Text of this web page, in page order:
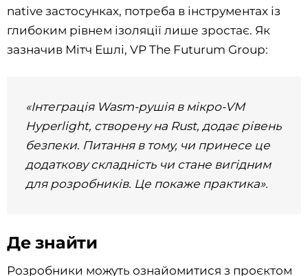
native застосунках, потреба в інструментах із
глибоким рівнем ізоляції лише зростає. Як
зазначив Мітч Ешлі, VP The Futurum Group:
«Інтеграція Wasm-рушія в мікро-VM
Hyperlight, створену на Rust, додає рівень
безпеки. Питання в тому, чи принесе це
додаткову складність чи стане вигідним
для розробників. Це покаже практика».
Де знайти
Розробники можуть ознайомитися з проєктом